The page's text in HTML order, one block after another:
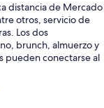
distancia de Mercado
otros, servicio de
Los dos
brunch, almuerzo y
pueden conectarse al